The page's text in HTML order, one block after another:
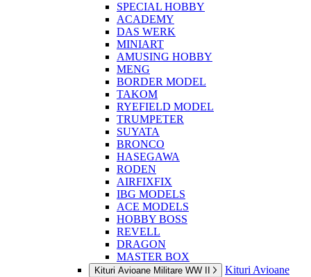
SPECIAL HOBBY
ACADEMY
DAS WERK
MINIART
AMUSING HOBBY
MENG
BORDER MODEL
TAKOM
RYEFIELD MODEL
TRUMPETER
SUYATA
BRONCO
HASEGAWA
RODEN
AIRFIXFIX
IBG MODELS
ACE MODELS
HOBBY BOSS
REVELL
DRAGON
MASTER BOX
Kituri Avioane Militare WW II
Kituri Avioane